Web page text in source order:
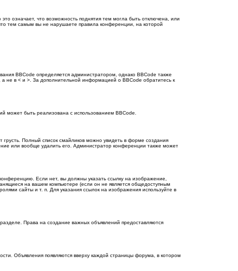
означает, что возможность поднятия тем могла быть отключена, или
тем самым вы не нарушаете правила конференции, на которой
BBCode определяется администратором, однако BBCode также
не в < и >. За дополнительной информацией о BBCode обратитесь к
может быть реализована с использованием BBCode.
Полный список смайликов можно увидеть в форме создания
или вообще удалить его. Администратор конференции также может
Если нет, вы должны указать ссылку на изображение,
на вашем компьютере (если он не является общедоступным
сайты и т. п. Для указания ссылок на изображения используйте в
Права на создание важных объявлений предоставляются
Объявления появляются вверху каждой страницы форума, в котором